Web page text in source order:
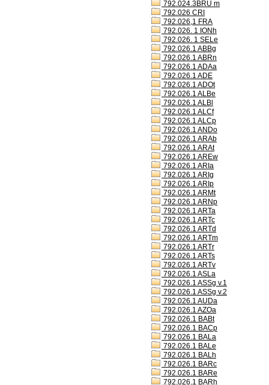
792.024.3BRU m
792.026 CRI
792.026,1 FRA
792.026. 1 IONh
792.026. 1 SELe
792.026.1 ABBg
792.026.1 ABRn
792.026.1 ADAa
792.026.1 ADE
792.026.1 ADOt
792.026.1 ALBe
792.026.1 ALBl
792.026.1 ALCf
792.026.1 ALCp
792.026.1 ANDo
792.026.1 ARAb
792.026.1 ARAt
792.026.1 AREw
792.026.1 ARIa
792.026.1 ARIg
792.026.1 ARIp
792.026.1 ARMt
792.026.1 ARNp
792.026.1 ARTa
792.026.1 ARTc
792.026.1 ARTd
792.026.1 ARTm
792.026.1 ARTr
792.026.1 ARTs
792.026.1 ARTv
792.026.1 ASLa
792.026.1 ASSg v.1
792.026.1 ASSg v.2
792.026.1 AUDa
792.026.1 AZOa
792.026.1 BABt
792.026.1 BACp
792.026.1 BALa
792.026.1 BALe
792.026.1 BALh
792.026.1 BARc
792.026.1 BARe
792.026.1 BARh